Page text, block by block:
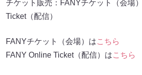
チケット販売：FANYチケット（会場
Ticket（配信）
FANYチケット（会場）はこちら
FANY Online Ticket（配信）はこちら